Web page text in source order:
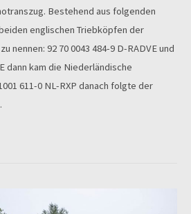
Bestehend aus folgenden
englischen Triebköpfen der
nennen: 92 70 0043 484-9 D-RADVE und
dann kam die Niederländische
611-0 NL-RXP danach folgte der